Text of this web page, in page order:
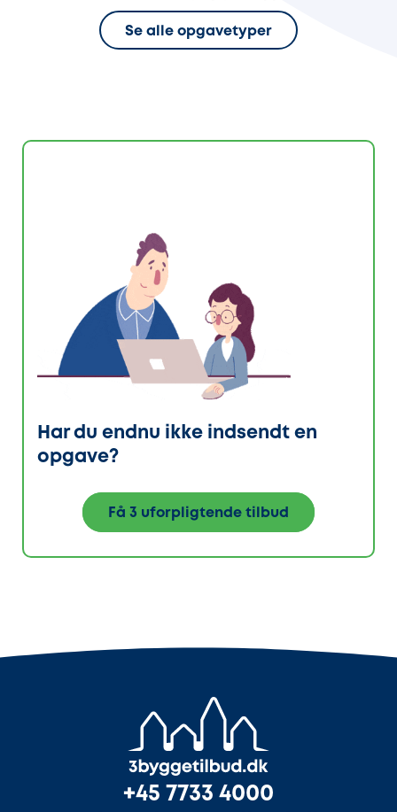
Se alle opgavetyper
Har du endnu ikke indsendt en
opgave?
Få 3 uforpligtende tilbud
+45 7733 4000